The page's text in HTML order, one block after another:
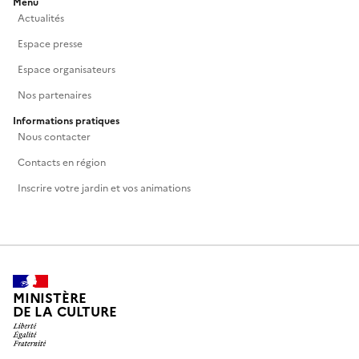
contact@frac.re
Actualités
Espace presse
Espace organisateurs
Nos partenaires
Informations pratiques
Nous contacter
Contacts en région
Inscrire votre jardin et vos animations
MINISTÈRE
DE LA CULTURE